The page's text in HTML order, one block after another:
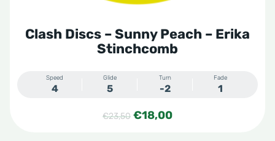
Clash Discs – Sunny Peach – Erika
Stinchcomb
Speed
4
Glide
5
Turn
-2
Fade
1
€23,50 Oorspronkelijke
€18,00Huidige